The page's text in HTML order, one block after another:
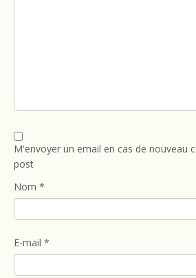
M'envoyer un email en cas de nouveau
post
Nom *
E-mail *